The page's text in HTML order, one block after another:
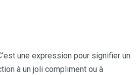
une expression pour signifier un
à un joli compliment ou à